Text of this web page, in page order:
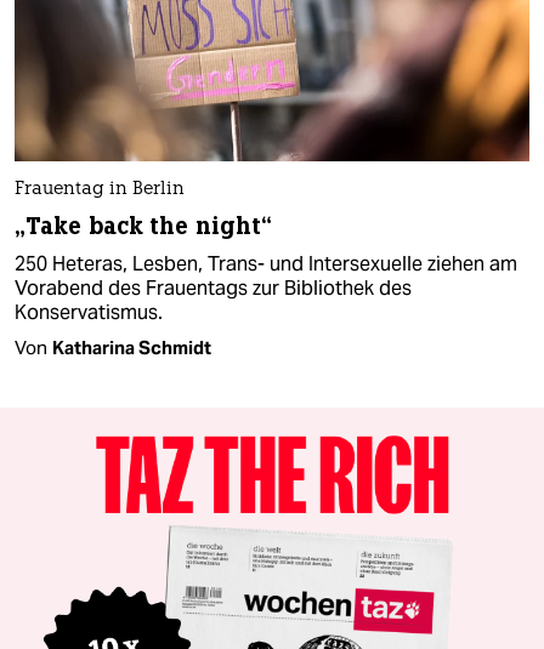
Frauentag in Berlin
„Take back the night“
250 Heteras, Lesben, Trans- und Intersexuelle ziehen am
Vorabend des Frauentags zur Bibliothek des
Konservatismus.
Von Katharina Schmidt